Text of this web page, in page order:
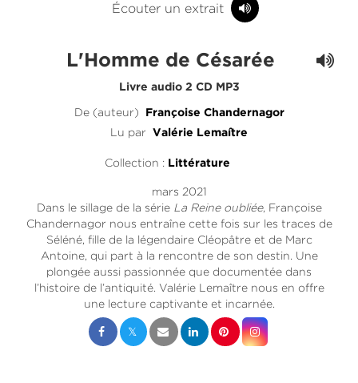
Écouter un extrait
L'Homme de Césarée
Livre audio 2 CD MP3
De (auteur) Françoise Chandernagor
Lu par Valérie Lemaître
Collection : Littérature
mars 2021
Dans le sillage de la série La Reine oubliée, Françoise
Chandernagor nous entraîne cette fois sur les traces de
Séléné, fille de la légendaire Cléopâtre et de Marc
Antoine, qui part à la rencontre de son destin. Une
plongée aussi passionnée que documentée dans
l’histoire de l’antiquité. Valérie Lemaître nous en offre
une lecture captivante et incarnée.